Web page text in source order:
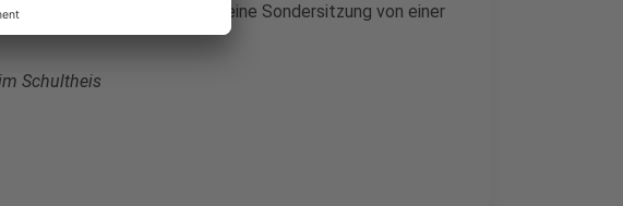
wurde bisher aber noch keine Sondersitzung von einer
Schultheis